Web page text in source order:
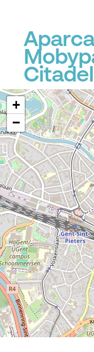
+
−